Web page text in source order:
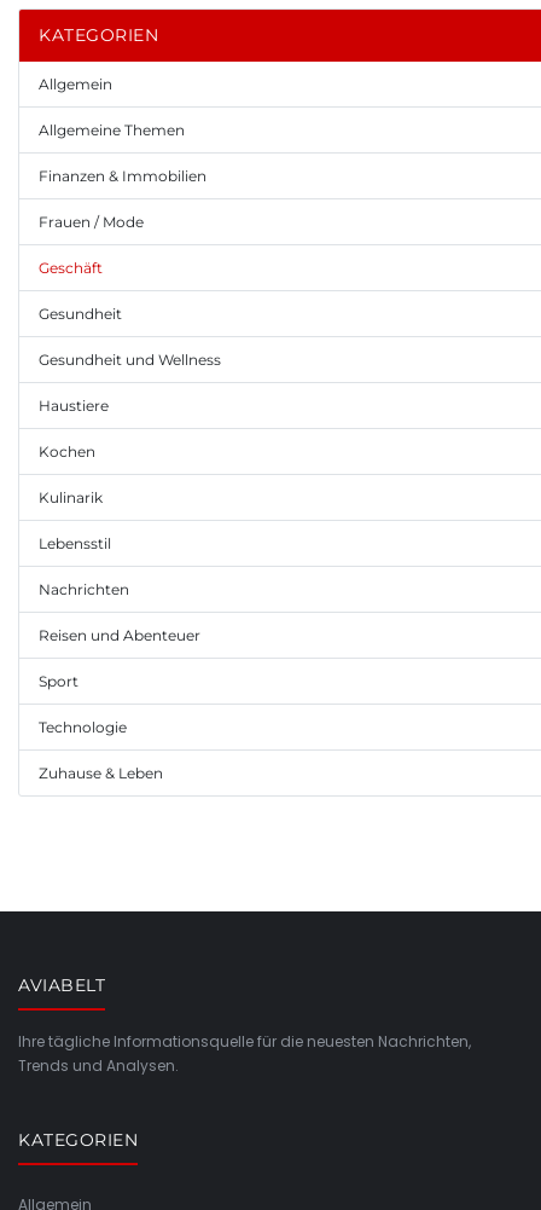
KATEGORIEN
Allgemein
Allgemeine Themen
Finanzen & Immobilien
Frauen / Mode
Geschäft
Gesundheit
Gesundheit und Wellness
Haustiere
Kochen
Kulinarik
Lebensstil
Nachrichten
Reisen und Abenteuer
Sport
Technologie
Zuhause & Leben
AVIABELT
Ihre tägliche Informationsquelle für die neuesten Nachrichten,
Trends und Analysen.
KATEGORIEN
Allgemein